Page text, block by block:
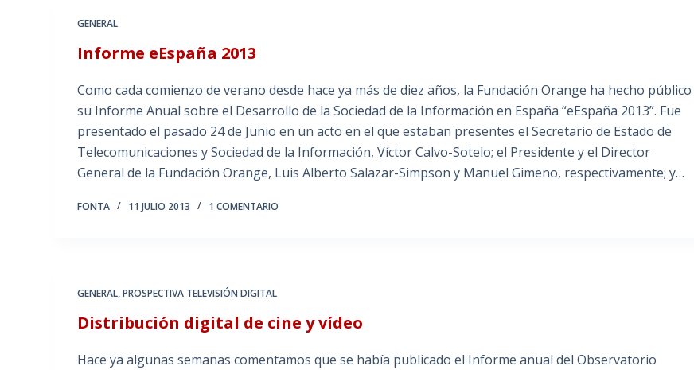
GENERAL
Informe eEspaña 2013
Como cada comienzo de verano desde hace ya más de diez años, la Fundación Orange ha hecho público
su Informe Anual sobre el Desarrollo de la Sociedad de la Información en España “eEspaña 2013”. Fue
presentado el pasado 24 de Junio en un acto en el que estaban presentes el Secretario de Estado de
Telecomunicaciones y Sociedad de la Información, Víctor Calvo-Sotelo; el Presidente y el Director
General de la Fundación Orange, Luis Alberto Salazar-Simpson y Manuel Gimeno, respectivamente; y…
FONTA 11 JULIO 2013 1 COMENTARIO
GENERAL,PROSPECTIVA TELEVISIÓN DIGITAL
Distribución digital de cine y vídeo
Hace ya algunas semanas comentamos que se había publicado el Informe anual del Observatorio